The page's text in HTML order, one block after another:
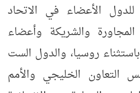
الأعضاء في الاتحاد
والشريكة وأعضاء
روسيا، والدول الست
التعاون الخليجي والأمم